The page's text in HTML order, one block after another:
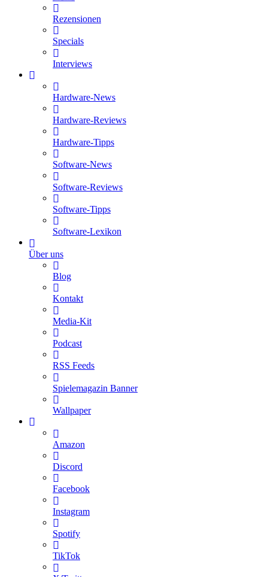
Rezensionen
Specials
Interviews
Hardware-News
Hardware-Reviews
Hardware-Tipps
Software-News
Software-Reviews
Software-Tipps
Software-Lexikon
Über uns
Blog
Kontakt
Media-Kit
Podcast
RSS Feeds
Spielemagazin Banner
Wallpaper
Amazon
Discord
Facebook
Instagram
Spotify
TikTok